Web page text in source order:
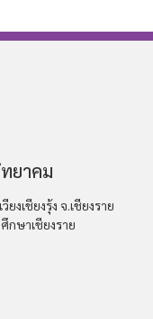
ทยาคม
งเชียงรุ้ง จ.เชียงราย
กษาเชียงราย